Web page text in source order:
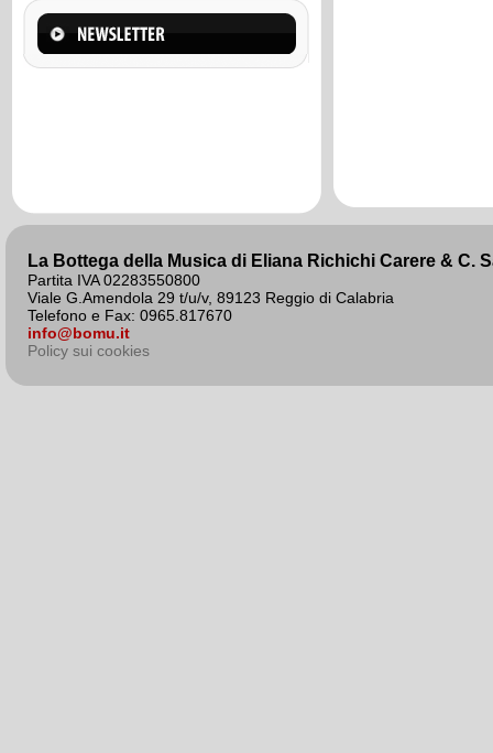
Mercoledì 22 marzo 2023
Suono l'ukulele in 8 lezioni
La Bottega della Musica di Eliana Richichi Carere & C.
Partita IVA 02283550800
Viale G.Amendola 29 t/u/v, 89123 Reggio di Calabria
Telefono e Fax: 0965.817670
info@bomu.it
Policy sui cookies